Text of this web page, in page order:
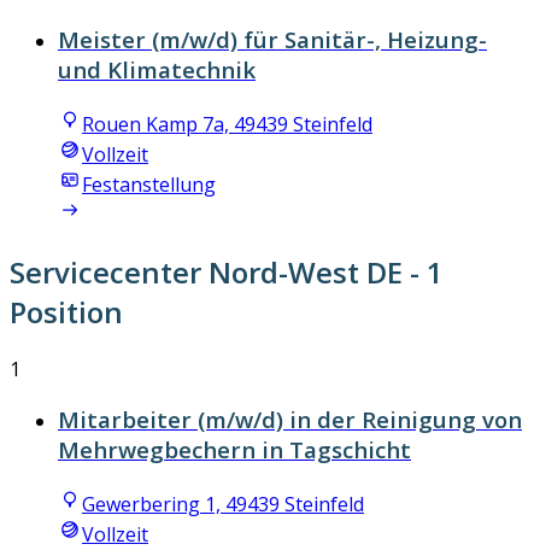
Meister (m/w/d) für Sanitär-, Heizung-
und Klimatechnik
Rouen Kamp 7a, 49439 Steinfeld
Vollzeit
Festanstellung
Servicecenter Nord-West DE - 1
Position
1
Mitarbeiter (m/w/d) in der Reinigung von
Mehrwegbechern in Tagschicht
Gewerbering 1, 49439 Steinfeld
Vollzeit